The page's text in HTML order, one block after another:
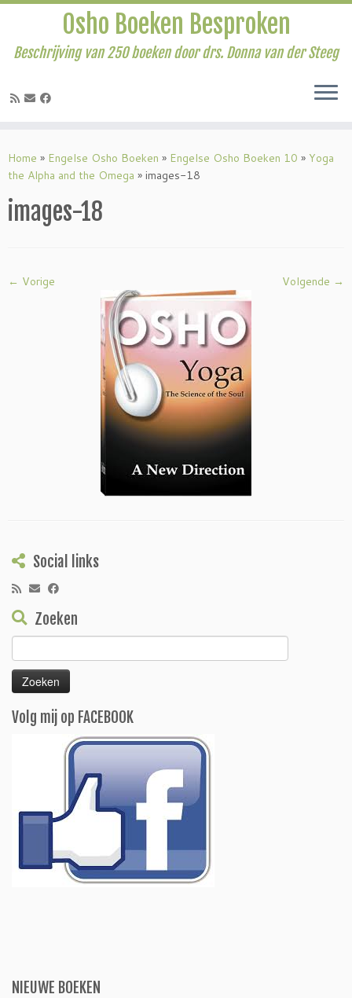
naar
inhoud
Osho Boeken Besproken
Beschrijving van 250 boeken door drs. Donna van der Steeg
Home » Engelse Osho Boeken » Engelse Osho Boeken 10 » Yoga
the Alpha and the Omega » images-18
images-18
← Vorige Volgende →
Social links
Zoeken
naar:
Volg mij op FACEBOOK
NIEUWE BOEKEN